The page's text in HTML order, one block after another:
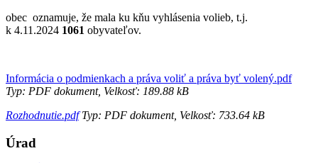
obec oznamuje, že mala ku kňu vyhlásenia volieb, t.j.
k 4.11.2024 1061 obyvateľov.
Informácia o podmienkach a práva voliť a práva byť volený.pdf
Typ: PDF dokument, Velkosť: 189.88 kB
Rozhodnutie.pdfTyp: PDF dokument, Velkosť: 733.64 kB
Úrad